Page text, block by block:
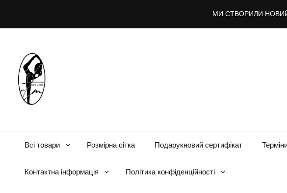
МИ СТВОРИЛИ
RTMWEAR.COM
Rtm
Всі товари Розмірна сітка Подарукновий сертифікат
Контактна інформація Політика конфіденційності